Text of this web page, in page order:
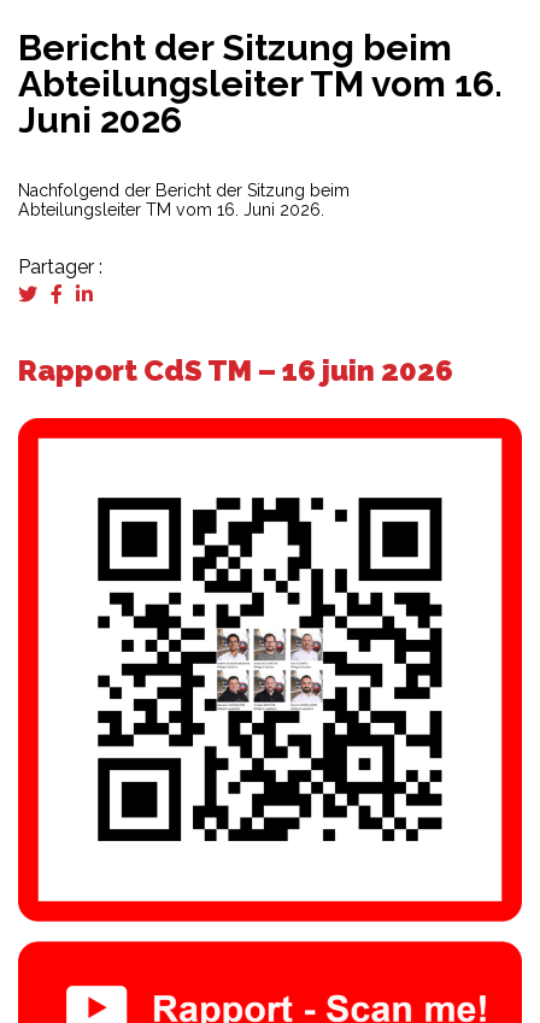
Bericht der Sitzung beim
Abteilungsleiter TM vom 16.
Juni 2026
Nachfolgend der Bericht der Sitzung beim
Abteilungsleiter TM vom 16. Juni 2026.
Partager :
Rapport CdS TM – 16 juin 2026